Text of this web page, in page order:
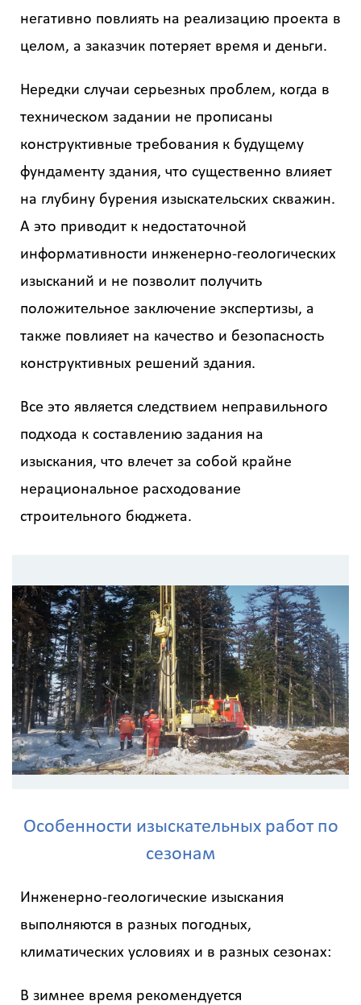
негативно повлиять на реализацию проекта в
целом, а заказчик потеряет время и деньги.
Нередки случаи серьезных проблем, когда в
техническом задании не прописаны
конструктивные требования к будущему
фундаменту здания, что существенно влияет
на глубину бурения изыскательских скважин.
А это приводит к недостаточной
информативности инженерно-геологических
изысканий и не позволит получить
положительное заключение экспертизы, а
также повлияет на качество и безопасность
конструктивных решений здания.
Все это является следствием неправильного
подхода к составлению задания на
изыскания, что влечет за собой крайне
нерациональное расходование
строительного бюджета.
Особенности изыскательных работ по
сезонам
Инженерно-геологические изыскания
выполняются в разных погодных,
климатических условиях и в разных сезонах:
В зимнее время рекомендуется